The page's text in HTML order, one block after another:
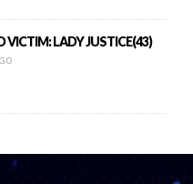
VICTIM: LADY JUSTICE(43)